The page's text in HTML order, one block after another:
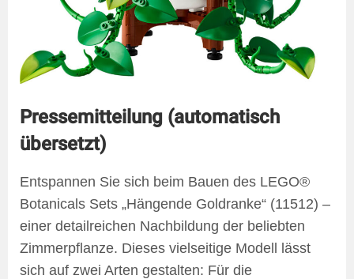
Pressemitteilung (automatisch
übersetzt)
Entspannen Sie sich beim Bauen des LEGO®
Botanicals Sets „Hängende Goldranke“ (11512) –
einer detailreichen Nachbildung der beliebten
Zimmerpflanze. Dieses vielseitige Modell lässt
sich auf zwei Arten gestalten: Für die